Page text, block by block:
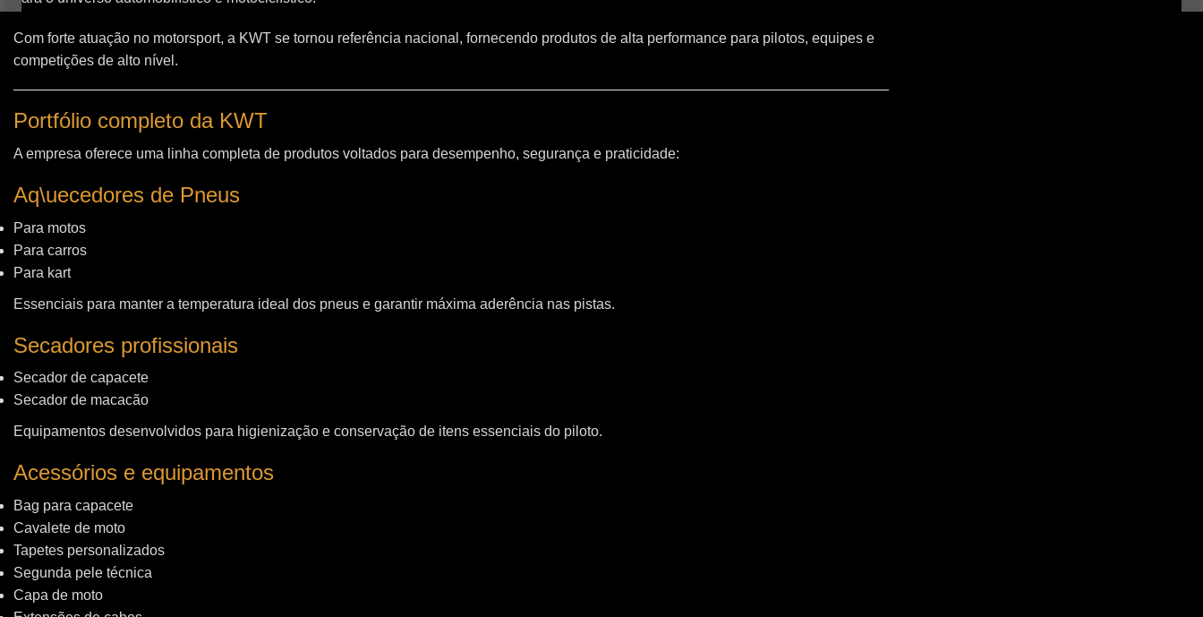
Com forte atuação no motorsport, a KWT se tornou referência nacional, fornecendo produtos de alta performance para pilotos, equipes e
competições de alto nível.
Portfólio completo da KWT
A empresa oferece uma linha completa de produtos voltados para desempenho, segurança e praticidade:
Aq\uecedores de Pneus
Para motos
Para carros
Para kart
Essenciais para manter a temperatura ideal dos pneus e garantir máxima aderência nas pistas.
Secadores profissionais
Secador de capacete
Secador de macacão
Equipamentos desenvolvidos para higienização e conservação de itens essenciais do piloto.
Acessórios e equipamentos
Bag para capacete
Cavalete de moto
Tapetes personalizados
Segunda pele técnica
Capa de moto